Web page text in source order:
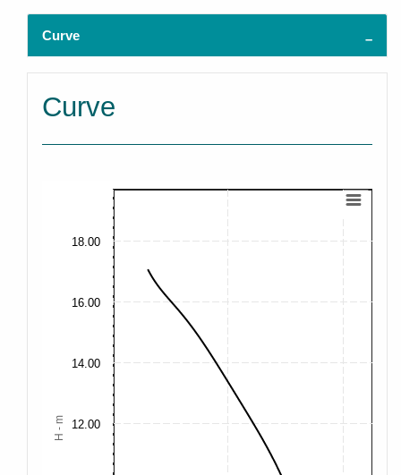
Curve
Curve
H - m 12.00
14.00
16.00
18.00